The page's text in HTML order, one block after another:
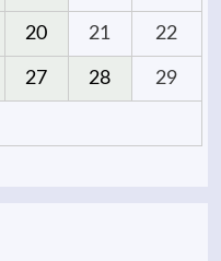
20 21 22
27 28 29